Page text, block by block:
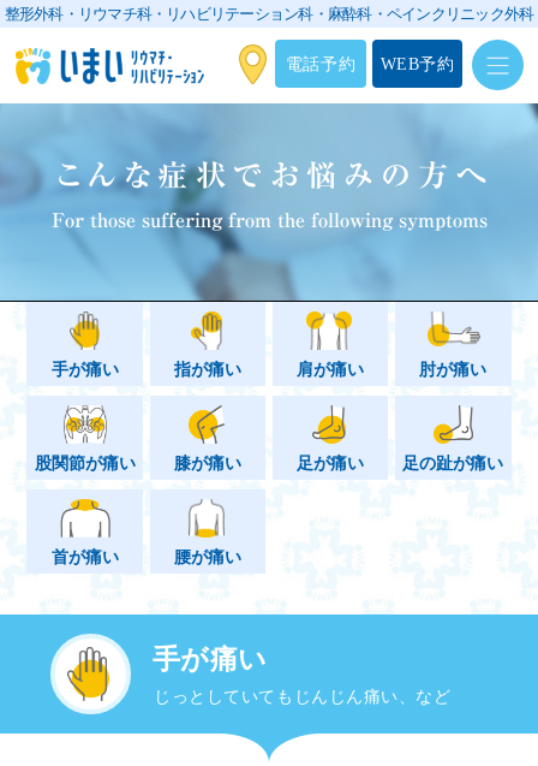
整形外科・リウマチ科・リハビリテーション科・ 麻酔科・ペインクリニック外科
電話予約 WEB予約
こんな症状でお悩みの方へ
For those suffering from the following symptoms
手が痛い 指が痛い 肩が痛い 肘が痛い
股関節が痛い 膝が痛い 足が痛い 足の趾が痛い
首が痛い 腰が痛い
手が痛い
じっとしていてもじんじん痛い、など